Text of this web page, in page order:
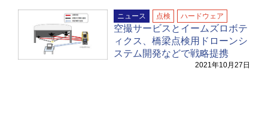
ニュース 点検 ハードウェア
空撮サービスとイームズロボテ
ィクス、橋梁点検用ドローンシ
ステム開発などで戦略提携
2021年10月27日